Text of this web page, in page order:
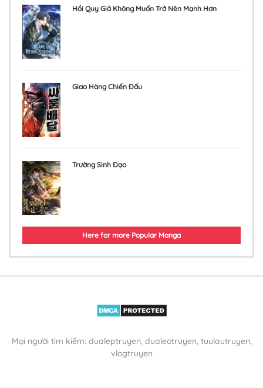
Hồi Quy Giả Không Muốn Trở Nên Mạnh Hơn
Giao Hàng Chiến Đấu
Trường Sinh Đạo
Here for more Popular Manga
Mọi người tìm kiếm: dualeptruyen, dualeotruyen, tuulautruyen,
vlogtruyen